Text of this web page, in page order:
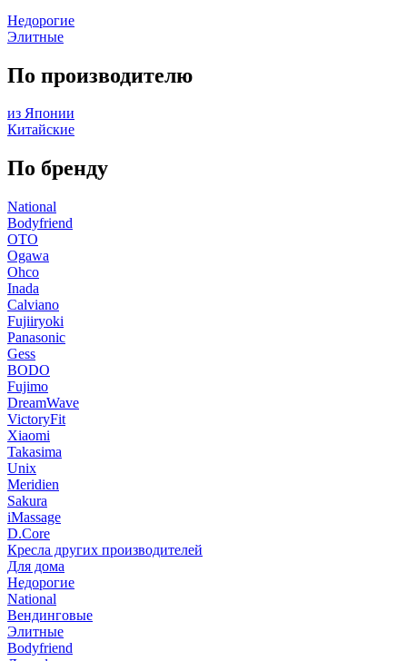
Недорогие
Элитные
По производителю
из Японии
Китайские
По бренду
National
Bodyfriend
OTO
Ogawa
Ohco
Inada
Calviano
Fujiiryoki
Panasonic
Gess
BODO
Fujimo
DreamWave
VictoryFit
Xiaomi
Takasima
Unix
Meridien
Sakura
iMassage
D.Core
Кресла других производителей
Для дома
Недорогие
National
Вендинговые
Элитные
Bodyfriend